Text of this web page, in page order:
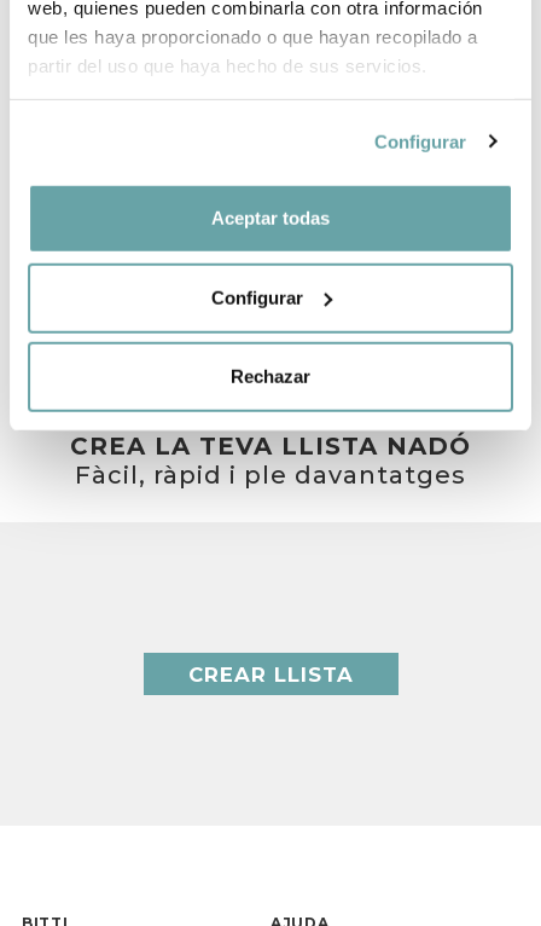
web, quienes pueden combinarla con otra información
que les haya proporcionado o que hayan recopilado a
partir del uso que haya hecho de sus servicios.
Configurar
Aceptar todas
Configurar
Rechazar
COMPARTIR
ALTRES CLIENTS TAMBÉ VAN VEURE
CREA LA TEVA LLISTA NADÓ
Fàcil, ràpid i ple davantatges
CREAR LLISTA